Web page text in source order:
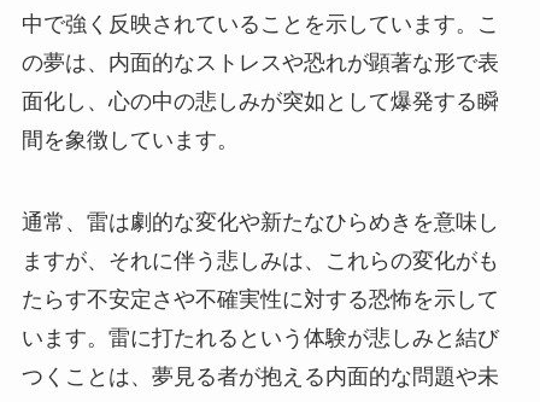
中で強く反映されていることを示しています。こ
の夢は、内面的なストレスや恐れが顕著な形で表
面化し、心の中の悲しみが突如として爆発する瞬
間を象徴しています。
通常、雷は劇的な変化や新たなひらめきを意味し
ますが、それに伴う悲しみは、これらの変化がも
たらす不安定さや不確実性に対する恐怖を示して
います。雷に打たれるという体験が悲しみと結び
つくことは、夢見る者が抱える内面的な問題や未